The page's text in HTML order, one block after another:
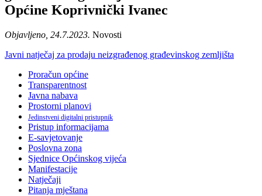
Općine Koprivnički Ivanec
Objavljeno, 24.7.2023. Novosti
Javni natječaj za prodaju neizgrađenog građevinskog zemljišta
Proračun općine
Transparentnost
Javna nabava
Prostorni planovi
Jedinstveni digitalni pristupnik
Pristup informacijama
E-savjetovanje
Poslovna zona
Sjednice Općinskog vijeća
Manifestacije
Natječaji
Pitanja mještana